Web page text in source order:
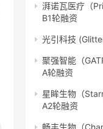
湃诺瓦医疗（
B1轮融资
光引科技
聚强智能（
A轮融资
星眸生物（
A2轮融资
畅丰生物（